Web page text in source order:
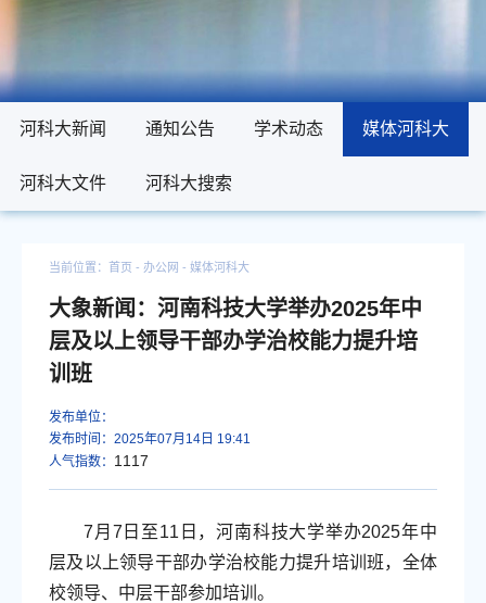
河科大新闻 通知公告 学术动态 媒体河科大
河科大文件 河科大搜索
河科大新闻 通知公告 学术动态 媒体河科大
河科大文件 河科大搜索
当前位置： 首页 - 办公网 - 媒体河科大
大象新闻：河南科技大学举办2025年中
层及以上领导干部办学治校能力提升培
训班
发布单位：
发布时间：2025年07月14日 19:41
人气指数： 1117
7月7日至11日，河南科技大学举办2025年中
层及以上领导干部办学治校能力提升培训班，全体
校领导、中层干部参加培训。